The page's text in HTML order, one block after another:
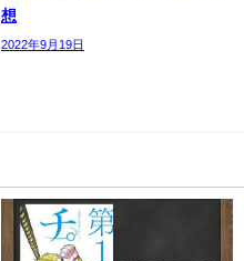
想
2022年9月19日